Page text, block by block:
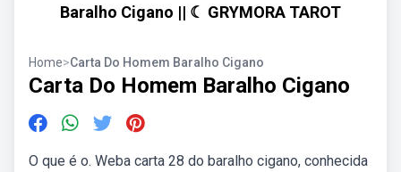
Baralho Cigano || ☾ GRYMORA TAROT
Home>Carta Do Homem Baralho Cigano
Carta Do Homem Baralho Cigano
O que é o. Weba carta 28 do baralho cigano, conhecida